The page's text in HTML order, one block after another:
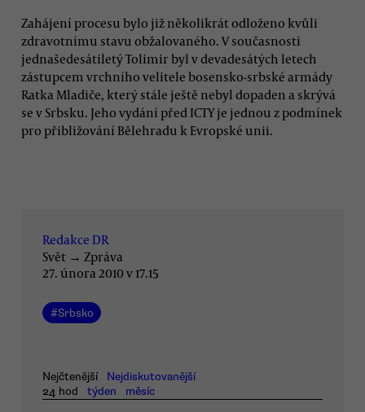
Zahájení procesu bylo již několikrát odloženo kvůli
zdravotnímu stavu obžalovaného. V současnosti
jednašedesátiletý Tolimir byl v devadesátých letech
zástupcem vrchního velitele bosensko-srbské armády
Ratka Mladiče, který stále ještě nebyl dopaden a skrývá
se v Srbsku. Jeho vydání před ICTY je jednou z podmínek
pro přibližování Bělehradu k Evropské unii.
Redakce DR
Svět → Zpráva
27. února 2010 v 17.15
#Srbsko
Nejčtenější
Nejdiskutovanější
24 hod
týden měsíc